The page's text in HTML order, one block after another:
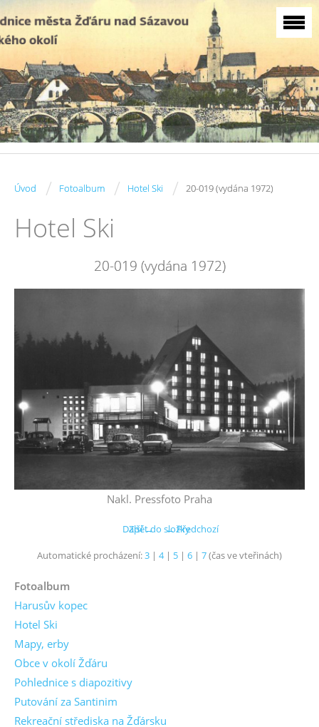
Úvod / Fotoalbum / Hotel Ski / 20-019 (vydána 1972)
Hotel Ski
20-019 (vydána 1972)
Nakl. Pressfoto Praha
← Předchozí
Další →
Zpět do složky
Automatické procházení:3 | 4| 5 | 6 | 7(čas ve vteřinách)
Fotoalbum
Harusův kopec
Hotel Ski
Mapy, erby
Obce v okolí Žďáru
Pohlednice s diapozitivy
Putování za Santinim
Rekreační střediska na Žďársku